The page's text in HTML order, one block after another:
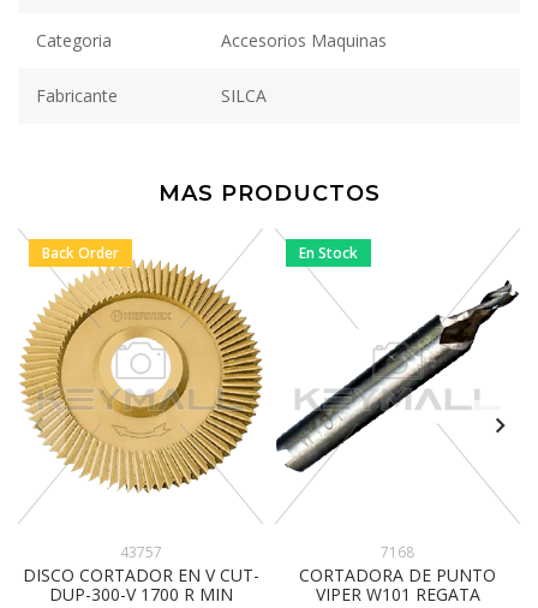
Categoria Accesorios Maquinas
Fabricante SILCA
MAS PRODUCTOS
Back Order
43757
DISCO CORTADOR EN V CUT-
DUP-300-V 1700 R MIN
En Stock
7168
CORTADORA DE PUNTO
VIPER W101 REGATA